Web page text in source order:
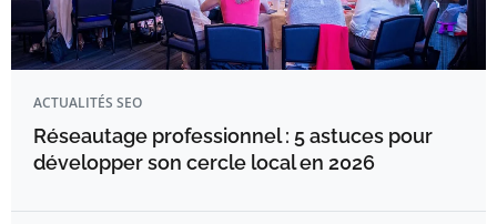
ACTUALITÉS SEO
Réseautage professionnel : 5 astuces pour
développer son cercle local en 2026